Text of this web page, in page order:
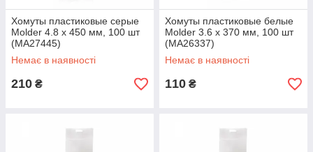
Хомуты пластиковые серые
Molder 4.8 x 450 мм, 100 шт
(MA27445)
Немає в наявності
210 ₴
Хомуты пластиковые белые
Molder 3.6 x 370 мм, 100 шт
(MA26337)
Немає в наявності
110 ₴